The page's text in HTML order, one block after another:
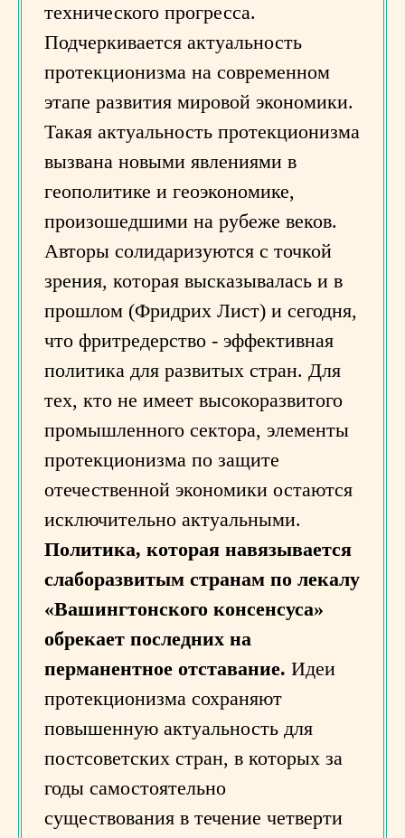
технического прогресса.
Подчеркивается актуальность
протекционизма на современном
этапе развития мировой экономики.
Такая актуальность протекционизма
вызвана новыми явлениями в
геополитике и геоэкономике,
произошедшими на рубеже веков.
Авторы солидаризуются с точкой
зрения, которая высказывалась и в
прошлом (Фридрих Лист) и сегодня,
что фритредерство - эффективная
политика для развитых стран. Для
тех, кто не имеет высокоразвитого
промышленного сектора, элементы
протекционизма по защите
отечественной экономики остаются
исключительно актуальными.
Политика, которая навязывается
слаборазвитым странам по лекалу
«Вашингтонского консенсуса»
обрекает последних на
перманентное отставание. Идеи
протекционизма сохраняют
повышенную актуальность для
постсоветских стран, в которых за
годы самостоятельно
существования в течение четверти